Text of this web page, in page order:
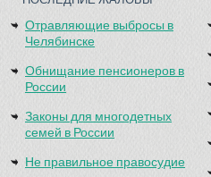
Отравляющие выбросы в
Челябинске
Обнищание пенсионеров в
России
Законы для многодетных
семей в России
Не правильное правосудие